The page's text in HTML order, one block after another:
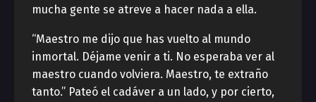
mucha gente se atreve a hacer nada a ella.
“Maestro me dijo que has vuelto al mundo
inmortal. Déjame venir a ti. No esperaba ver al
maestro cuando volviera. Maestro, te extraño
tanto.” Pateó el cadáver a un lado, y por cierto,